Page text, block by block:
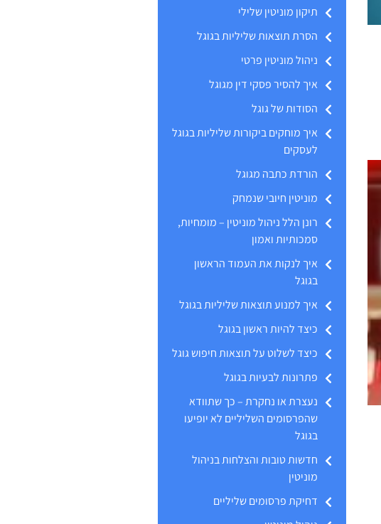
תיקון מוניטין שלילי
הסרת תוצאות שליליות בגוגל
ניהול מוניטין פרטי
איך להסיר פסקי דין מגוגל
הסודות של גוגל
איך מוחקים ביקורות שליליות בגוגל
לעסקים
הורדת כתבה מגוגל
מוניטין חיובי שנמחק
רונן הלל ניהול מוניטין – מומחיות,
סמכותיות ואמון
איך לנקות את העמוד הראשון
בגוגל
איך למנוע תוצאות שליליות בגוגל
כיצד להיות ראשון בגוגל
כיצד לשלוט על תוצאות חיפוש גוגל
פתרונות לבעיות בגוגל
נעצרת או נחקרת – כך שתוודא
שהפרסומים השליליים לא יופיעו
בגוגל
חדשות טובות והצלחות בניהול
מוניטין
דחיקת פרסומים שליליים